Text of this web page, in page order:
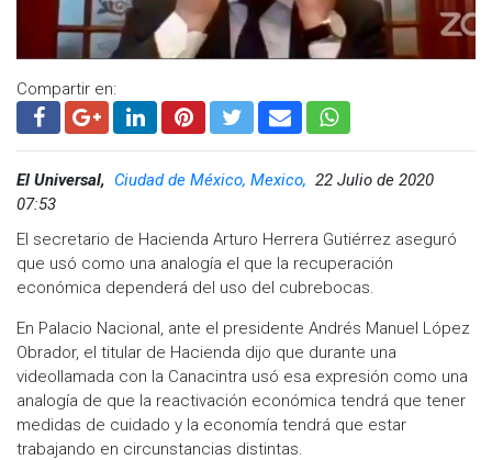
Compartir en:
El Universal, Ciudad de México, Mexico, 22 Julio de 2020
07:53
El secretario de Hacienda Arturo Herrera Gutiérrez aseguró
que usó como una analogía el que la recuperación
económica dependerá del uso del cubrebocas.
En Palacio Nacional, ante el presidente Andrés Manuel López
Obrador, el titular de Hacienda dijo que durante una
videollamada con la Canacintra usó esa expresión como una
analogía de que la reactivación económica tendrá que tener
medidas de cuidado y la economía tendrá que estar
trabajando en circunstancias distintas.